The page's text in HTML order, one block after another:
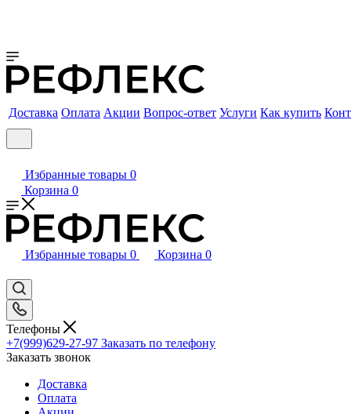
Доставка Оплата Акции Вопрос-ответ Услуги Как купить
Избранные товары 0
Корзина 0
Избранные товары 0 Корзина 0
Телефоны
+7(999)629-27-97 Заказать по телефону
Заказать звонок
Доставка
Оплата